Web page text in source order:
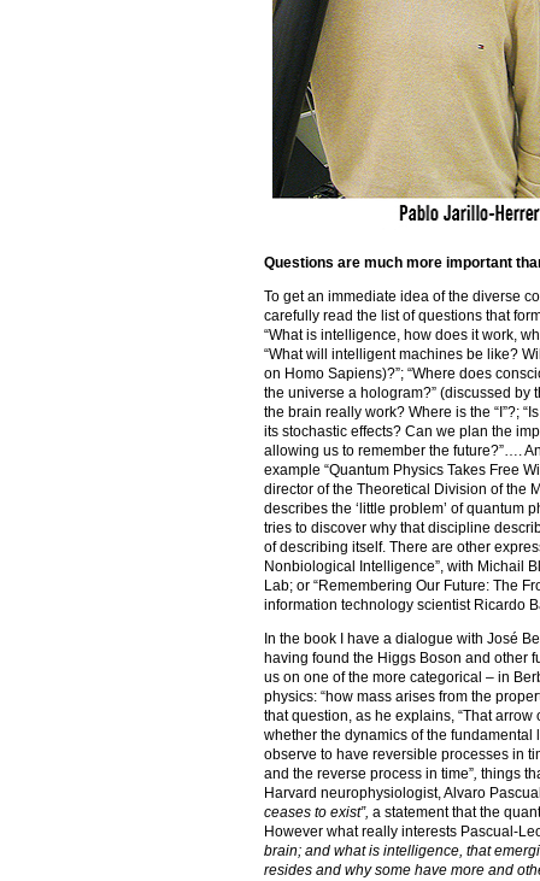
Questions are much more important
To get an immediate idea of the diverse
carefully read the list of questions that
“What is intelligence, how does it work,
“What will intelligent machines be like?
on Homo Sapiens)?”; “Where does
the universe a hologram?” (discussed by
the brain really work? Where is the “I”?;
its stochastic effects? Can we plan the
allowing us to remember the future?”….
example “Quantum Physics Takes Free
director of the Theoretical Division of the
describes the ‘little problem’ of quantum
tries to discover why that discipline
of describing itself. There are other
Nonbiological Intelligence”, with Michail
Lab; or “Remembering Our Future: The
information technology scientist Ricardo
In the book I have a dialogue with José
having found the Higgs Boson and other
us on one of the more categorical – in
physics: “how mass arises from the
that question, as he explains, “That
whether the dynamics of the
observe to have reversible processes in
and the reverse process in time”, things
Harvard neurophysiologist, Alvaro
ceases to exist”, a statement that the
However what really interests Pascual-
brain; and what is intelligence, that
resides and why some have more and